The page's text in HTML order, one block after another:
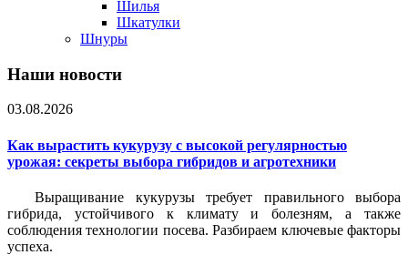
Шилья
Шкатулки
Шнуры
Наши новости
03.08.2026
Как вырастить кукурузу с высокой регулярностью
урожая: секреты выбора гибридов и агротехники
Выращивание кукурузы требует правильного выбора
гибрида, устойчивого к климату и болезням, а также
соблюдения технологии посева. Разбираем ключевые факторы
успеха.